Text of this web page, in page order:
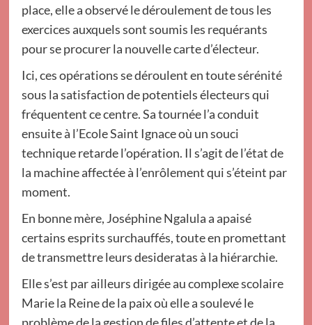
place, elle a observé le déroulement de tous les
exercices auxquels sont soumis les requérants
pour se procurer la nouvelle carte d’électeur.
Ici, ces opérations se déroulent en toute sérénité
sous la satisfaction de potentiels électeurs qui
fréquentent ce centre. Sa tournée l’a conduit
ensuite à l’Ecole Saint Ignace où un souci
technique retarde l’opération. Il s’agit de l’état de
la machine affectée à l’enrôlement qui s’éteint par
moment.
En bonne mère, Joséphine Ngalula a apaisé
certains esprits surchauffés, toute en promettant
de transmettre leurs desideratas à la hiérarchie.
Elle s’est par ailleurs dirigée au complexe scolaire
Marie la Reine de la paix où elle a soulevé le